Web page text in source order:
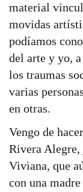
material
movidas
podíamos
del arte y yo,
los traumas
varias
en otras.
Vengo de hacer
Rivera Alegre,
Viviana, que
con una